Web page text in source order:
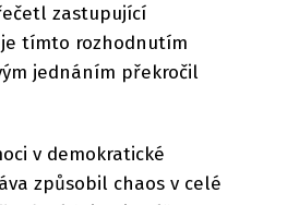
zastupující
je tímto rozhodnutím
jednáním překročil
v demokratické
způsobil chaos v celé